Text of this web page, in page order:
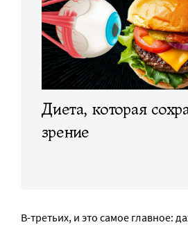
Диета, которая
зрение
В-третьих, и это самое главное: